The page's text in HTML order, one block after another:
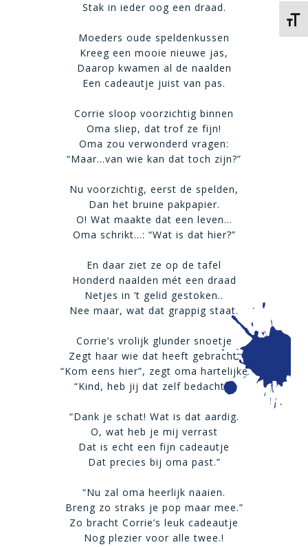
Stak in ieder oog een draad.
Moeders oude speldenkussen
Kreeg een mooie nieuwe jas,
Daarop kwamen al de naalden
Een cadeautje juist van pas.
Corrie sloop voorzichtig binnen
Oma sliep, dat trof ze fijn!
Oma zou verwonderd vragen:
“Maar…van wie kan dat toch zijn?”
Nu voorzichtig, eerst de spelden,
Dan het bruine pakpapier.
O! Wat maakte dat een leven…
Oma schrikt…: “Wat is dat hier?”
En daar ziet ze op de tafel
Honderd naalden mét een draad
Netjes in ’t gelid gestoken..
Nee maar, wat dat grappig staat.
Corrie’s vrolijk glunder snoetje
Zegt haar wie dat heeft gebracht.
“Kom eens hier”, zegt oma hartelijke
“Kind, heb jij dat zelf bedacht?”
“Dank je schat! Wat is dat aardig.
O, wat heb je mij verrast
Dat is echt een fijn cadeautje
Dat precies bij oma past.”
“Nu zal oma heerlijk naaien.
Breng zo straks je pop maar mee.”
Zo bracht Corrie’s leuk cadeautje
Nog plezier voor alle twee.!